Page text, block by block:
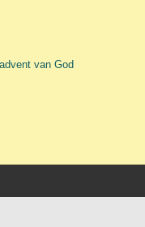
van God